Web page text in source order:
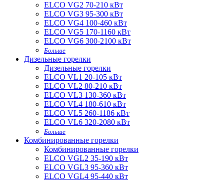
ELCO VG2 70-210 кВт
ELCO VG3 95-300 кВт
ELCO VG4 100-460 кВт
ELCO VG5 170-1160 кВт
ELCO VG6 300-2100 кВт
Больше
Дизельные горелки
Дизельные горелки
ELCO VL1 20-105 кВт
ELCO VL2 80-210 кВт
ELCO VL3 130-360 кВт
ELCO VL4 180-610 кВт
ELCO VL5 260-1186 кВт
ELCO VL6 320-2080 кВт
Больше
Комбинированные горелки
Комбинированные горелки
ELCO VGL2 35-190 кВт
ELCO VGL3 95-360 кВт
ELCO VGL4 95-440 кВт